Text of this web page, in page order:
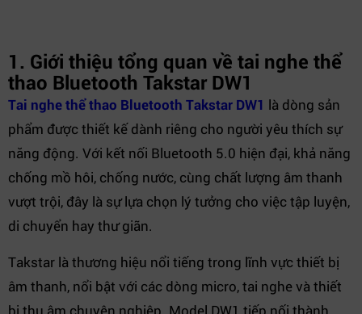
1. Giới thiệu tổng quan về tai nghe thể
thao Bluetooth Takstar DW1
Tai nghe thể thao Bluetooth Takstar DW1 là dòng sản
phẩm được thiết kế dành riêng cho người yêu thích sự
năng động. Với kết nối Bluetooth 5.0 hiện đại, khả năng
chống mồ hôi, chống nước, cùng chất lượng âm thanh
vượt trội, đây là sự lựa chọn lý tưởng cho việc tập luyện,
di chuyển hay thư giãn.
Takstar là thương hiệu nổi tiếng trong lĩnh vực thiết bị
âm thanh, nổi bật với các dòng micro, tai nghe và thiết